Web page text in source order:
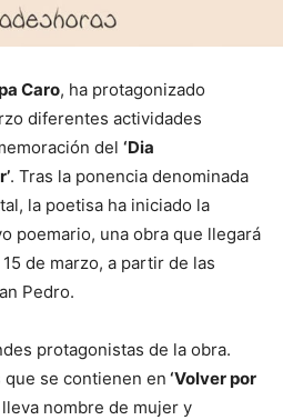
Caro, ha protagonizado
diferentes actividades
del ‘Dia
. Tras la ponencia denominada
la poetisa ha iniciado la
poemario, una obra que llegará
de marzo, a partir de las
Pedro.
protagonistas de la obra.
que se contienen en ‘Volver por
lleva nombre de mujer y